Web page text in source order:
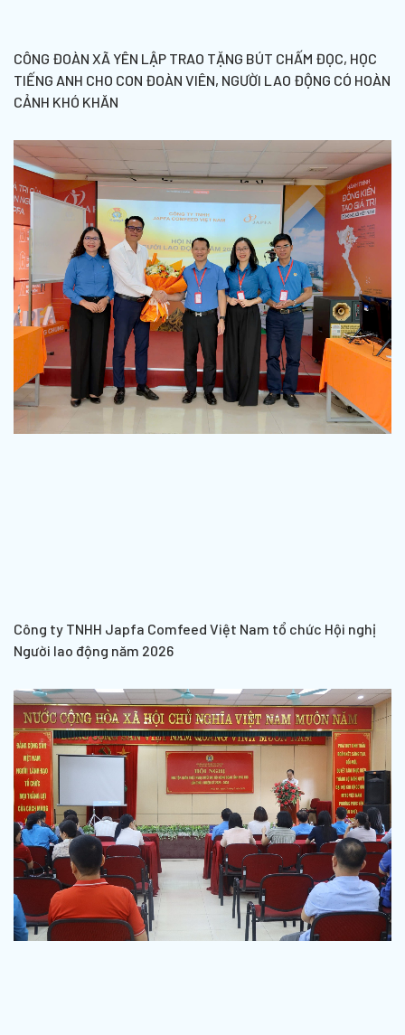
CÔNG ĐOÀN XÃ YÊN LẬP TRAO TẶNG BÚT CHẤM ĐỌC, HỌC
TIẾNG ANH CHO CON ĐOÀN VIÊN, NGƯỜI LAO ĐỘNG CÓ HOÀN
CẢNH KHÓ KHĂN
Công ty TNHH Japfa Comfeed Việt Nam tổ chức Hội nghị
Người lao động năm 2026